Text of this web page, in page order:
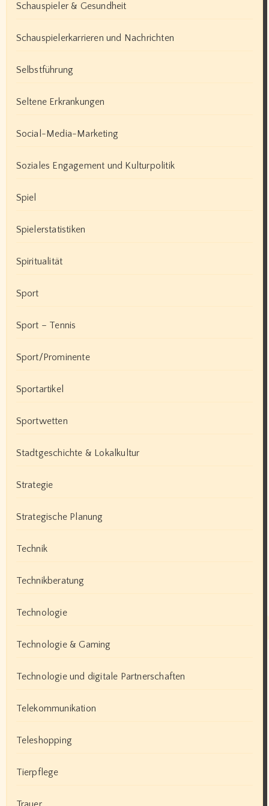
Schauspieler & Gesundheit
Schauspielerkarrieren und Nachrichten
Selbstführung
Seltene Erkrankungen
Social-Media-Marketing
Soziales Engagement und Kulturpolitik
Spiel
Spielerstatistiken
Spiritualität
Sport
Sport – Tennis
Sport/Prominente
Sportartikel
Sportwetten
Stadtgeschichte & Lokalkultur
Strategie
Strategische Planung
Technik
Technikberatung
Technologie
Technologie & Gaming
Technologie und digitale Partnerschaften
Telekommunikation
Teleshopping
Tierpflege